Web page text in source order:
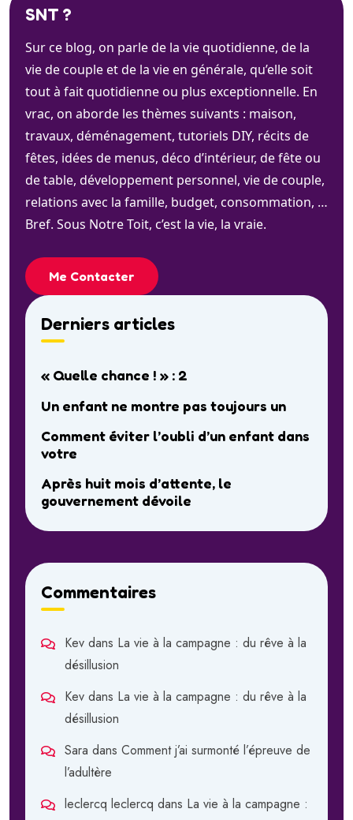
SNT ?
Sur ce blog, on parle de la vie quotidienne, de la
vie de couple et de la vie en générale, qu’elle soit
tout à fait quotidienne ou plus exceptionnelle. En
vrac, on aborde les thèmes suivants : maison,
travaux, déménagement, tutoriels DIY, récits de
fêtes, idées de menus, déco d’intérieur, de fête ou
de table, développement personnel, vie de couple,
relations avec la famille, budget, consommation, …
Bref. Sous Notre Toit, c’est la vie, la vraie.
Me Contacter
Derniers articles
« Quelle chance ! » : 2
Un enfant ne montre pas toujours un
Comment éviter l’oubli d’un enfant dans
votre
Après huit mois d’attente, le
gouvernement dévoile
Commentaires
Kev dans La vie à la campagne : du rêve à la
désillusion
Kev dans La vie à la campagne : du rêve à la
désillusion
Sara dans Comment j’ai surmonté l’épreuve de
l’adultère
leclercq leclercq dans La vie à la campagne :